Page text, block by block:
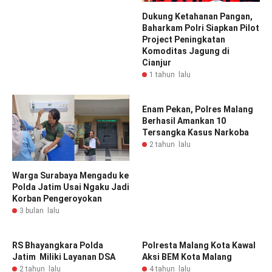
Dukung Ketahanan Pangan,
Baharkam Polri Siapkan Pilot
Project Peningkatan
Komoditas Jagung di
Cianjur
1 tahun lalu
Warga Surabaya Mengadu ke
Polda Jatim Usai Ngaku Jadi
Korban Pengeroyokan
3 bulan lalu
Enam Pekan, Polres Malang
Berhasil Amankan 10
Tersangka Kasus Narkoba
2 tahun lalu
RS Bhayangkara Polda
Jatim Miliki Layanan DSA
2 tahun lalu
Polresta Malang Kota Kawal
Aksi BEM Kota Malang
4 tahun lalu